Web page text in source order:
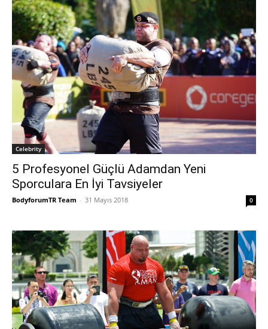
Celebrity
5 Profesyonel Güçlü Adamdan Yeni
Sporculara En İyi Tavsiyeler
BodyforumTR Team - 31 Mayıs 2018 0